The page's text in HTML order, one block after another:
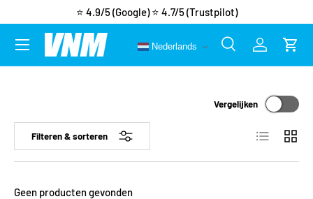
Ga naar inhoud
⭐ 4.9/5 (Google) ⭐ 4.7/5 (Trustpilot)
Zoeken
ZoekenInloggen
Nederlands
Menu
Filteren & sorteren
Vergelijken
Lijst Raster
Geen producten gevonden